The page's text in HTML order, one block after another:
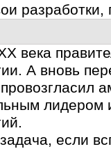
века
А вновь
лидером
если